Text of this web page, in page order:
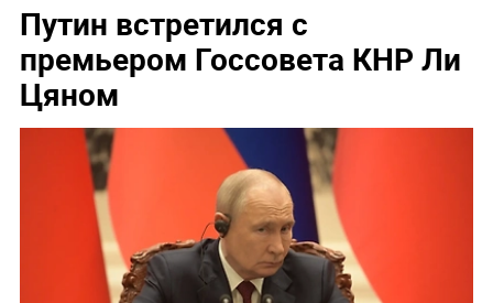
Путин встретился с
премьером Госсовета КНР Ли
Цяном